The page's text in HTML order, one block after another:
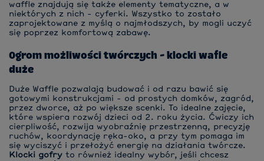
waffle znajdują się także elementy tematyczne, a w
niektórych z nich - cyferki. Wszystko to zostało
zaprojektowane z myślą o najmłodszych, by mogli uczyć
się poprzez komfortową zabawę.
Ogrom możliwości twórczych - klocki wafle
duże
Duże Waffle pozwalają budować i od razu bawić się
gotowymi konstrukcjami - od prostych domków, zagród,
przez dworce, aż po większe scenki. To idealne zajęcie,
które wspiera rozwój dzieci od 2. roku życia. Ćwiczy ich
cierpliwość, rozwija wyobraźnię przestrzenną, precyzję
ruchów, koordynację ręka-oko, a przy tym pomaga im
się wyciszyć i przełożyć energię na działania twórcze.
Klocki gofry to również idealny wybór, jeśli chcesz